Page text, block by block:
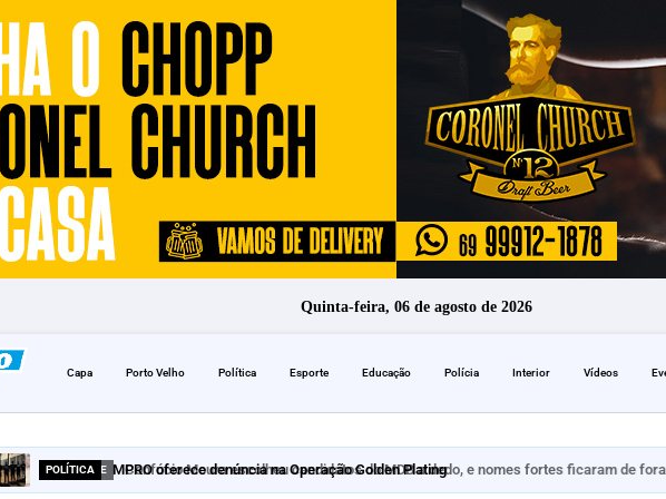
Quinta-feira, 06 de agosto de 2026
Capa Porto Velho Política Esporte Educação Polícia Interior Vídeos
POLÍTICA MPRO oferece denúncia na Operação Golden Plating